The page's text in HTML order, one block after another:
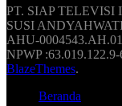
PT. SIAP TELEVISI
SUSI ANDYAHWATI
AHU-
NPWP
BlazeThemes.
Beranda